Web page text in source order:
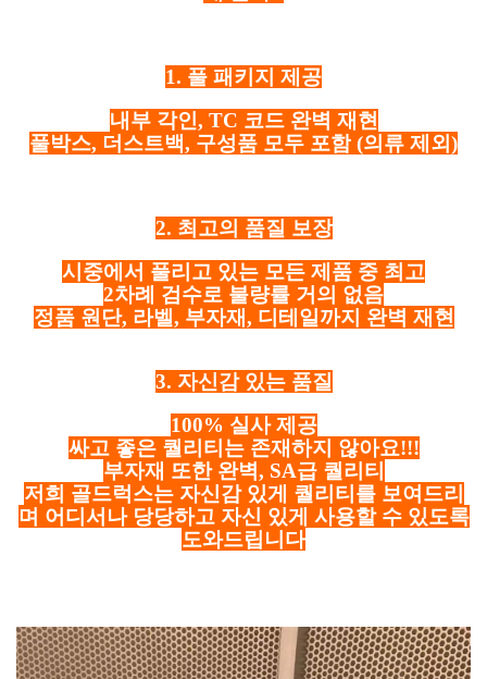
1. 풀 패키지 제공
내부 각인, TC 코드 완벽 재현
풀박스, 더스트백, 구성품 모두 포함 (의류 제외)
2. 최고의 품질 보장
시중에서 풀리고 있는 모든 제품 중 최고
2차례 검수로 불량률 거의 없음
정품 원단, 라벨, 부자재, 디테일까지 완벽 재현
3. 자신감 있는 품질
100% 실사 제공
싸고 좋은 퀄리티는 존재하지 않아요!!!
부자재 또한 완벽, SA급 퀄리티
저희 골드럭스는 자신감 있게 퀄리티를 보여드리
며 어디서나 당당하고 자신 있게 사용할 수 있도록
도와드립니다